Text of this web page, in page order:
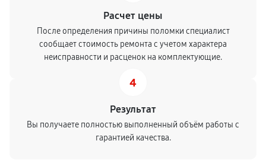
Расчет цены
После определения причины поломки специалист
сообщает стоимость ремонта с учетом характера
неисправности и расценок на комплектующие.
4
Результат
Вы получаете полностью выполненный объём работы с
гарантией качества.